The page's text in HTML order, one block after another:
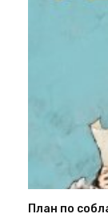
План по